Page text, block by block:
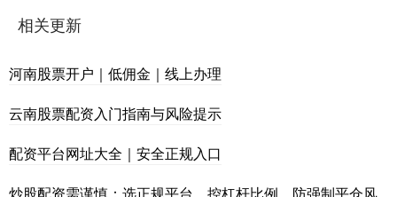
相关更新
河南股票开户｜低佣金｜线上办理
云南股票配资入门指南与风险提示
配资平台网址大全｜安全正规入口